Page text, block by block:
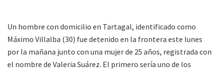
Un hombre con domicilio en Tartagal, identificado como
Máximo Villalba (30) fue detenido en la frontera este lunes
por la mañana junto con una mujer de 25 años, registrada con
el nombre de Valeria Suárez. El primero sería uno de los